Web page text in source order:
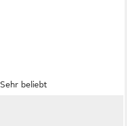
Sehr beliebt